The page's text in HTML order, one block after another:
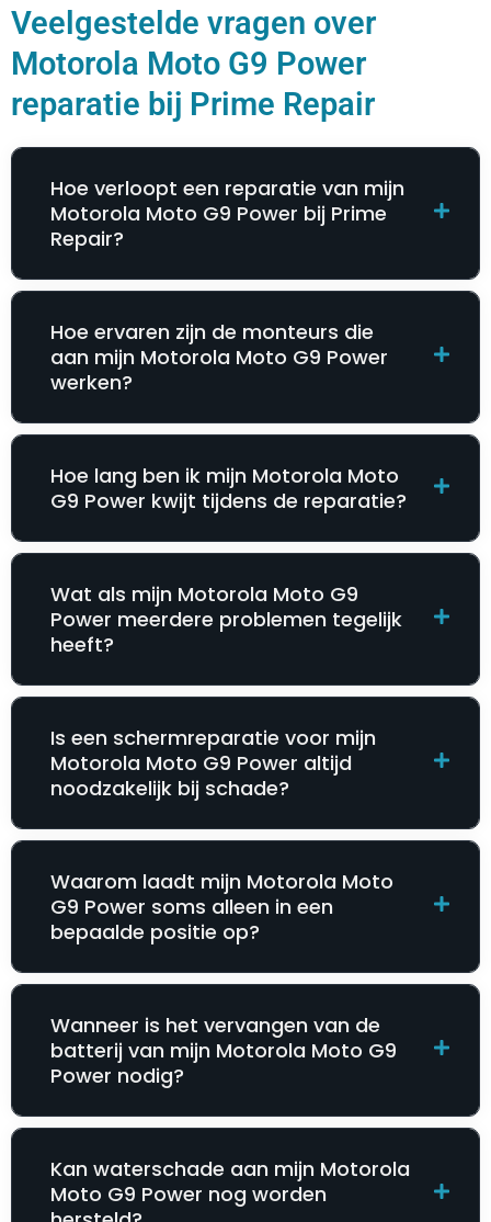
Veelgestelde vragen over
Motorola Moto G9 Power
reparatie bij Prime Repair
Hoe verloopt een reparatie van mijn
Motorola Moto G9 Power bij Prime
Repair?
Hoe ervaren zijn de monteurs die
aan mijn Motorola Moto G9 Power
werken?
Hoe lang ben ik mijn Motorola Moto
G9 Power kwijt tijdens de reparatie?
Wat als mijn Motorola Moto G9
Power meerdere problemen tegelijk
heeft?
Is een schermreparatie voor mijn
Motorola Moto G9 Power altijd
noodzakelijk bij schade?
Waarom laadt mijn Motorola Moto
G9 Power soms alleen in een
bepaalde positie op?
Wanneer is het vervangen van de
batterij van mijn Motorola Moto G9
Power nodig?
Kan waterschade aan mijn Motorola
Moto G9 Power nog worden